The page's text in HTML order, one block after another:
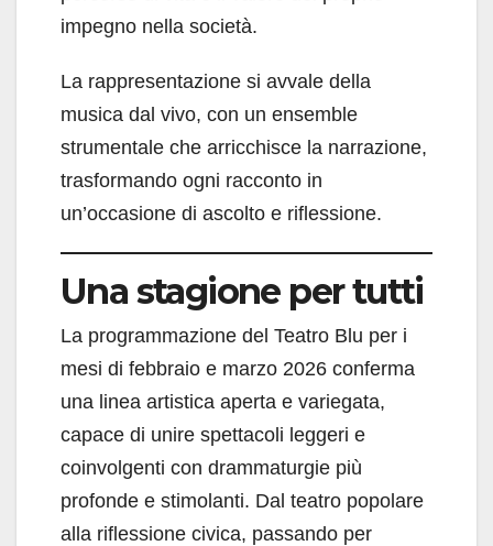
impegno nella società.
La rappresentazione si avvale della
musica dal vivo, con un ensemble
strumentale che arricchisce la narrazione,
trasformando ogni racconto in
un’occasione di ascolto e riflessione.
Una stagione per tutti
La programmazione del Teatro Blu per i
mesi di febbraio e marzo 2026 conferma
una linea artistica aperta e variegata,
capace di unire spettacoli leggeri e
coinvolgenti con drammaturgie più
profonde e stimolanti. Dal teatro popolare
alla riflessione civica, passando per